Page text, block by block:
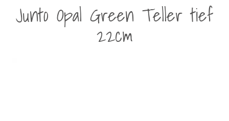
Junto Opal Green Teller tief
22cm